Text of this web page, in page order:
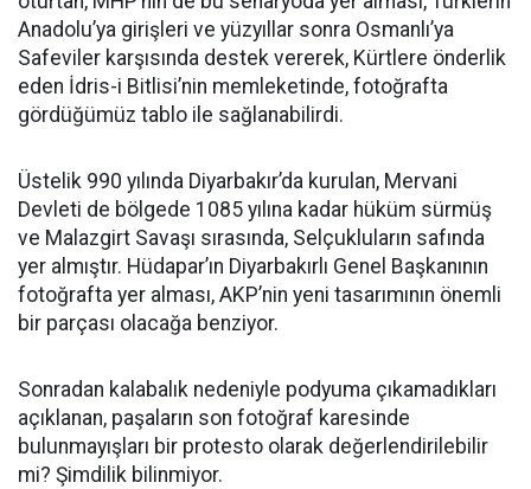
Anadolu’ya girişleri ve yüzyıllar sonra Osmanlı’ya
Safeviler karşısında destek vererek, Kürtlere önderlik
eden İdris-i Bitlisi’nin memleketinde, fotoğrafta
gördüğümüz tablo ile sağlanabilirdi.
Üstelik 990 yılında Diyarbakır’da kurulan, Mervani
Devleti de bölgede 1085 yılına kadar hüküm sürmüş
ve Malazgirt Savaşı sırasında, Selçukluların safında
yer almıştır. Hüdapar’ın Diyarbakırlı Genel Başkanının
fotoğrafta yer alması, AKP’nin yeni tasarımının önemli
bir parçası olacağa benziyor.
Sonradan kalabalık nedeniyle podyuma çıkamadıkları
açıklanan, paşaların son fotoğraf karesinde
bulunmayışları bir protesto olarak değerlendirilebilir
mi? Şimdilik bilinmiyor.